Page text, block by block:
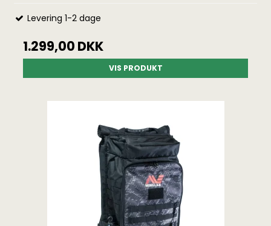
Levering 1-2 dage
1.299,00 DKK
VIS PRODUKT